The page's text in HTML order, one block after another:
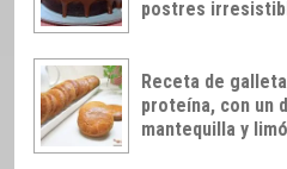
postres
Receta de
proteína, con un
mantequilla y